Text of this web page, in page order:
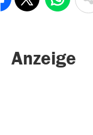
Anzeige